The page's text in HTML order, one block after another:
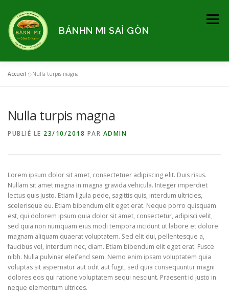
contenu
BÁNHN MI SAÌ GÒN
Menu
HORAIRES MENU CONTACT
Accueil »Nulla turpis magna
Nulla turpis magna
PUBLIÉ LE 23/10/2018 PAR ADMIN
Lorem ipsum dolor sit amet, consectetuer adipiscing elit. Duis risus.
Nullam sit amet magna in magna gravida vehicula. Integer imperdiet
lectus quis justo. Etiam ligula pede, sagittis quis, interdum ultricies,
scelerisque eu. Etiam bibendum elit eget erat. Neque porro quisquam
est, qui dolorem ipsum quia dolor sit amet, consectetur, adipisci velit,
sed quia non numquam eius modi tempora incidunt ut labore et dolore
magnam aliquam quaerat voluptatem. Sed elit dui, pellentesque a,
faucibus vel, interdum nec, diam. Etiam bibendum elit eget erat. Fusce
nibh. Nulla pulvinar eleifend sem. Nemo enim ipsam voluptatem quia
voluptas sit aspernatur aut odit aut fugit, sed quia consequuntur magni
dolores eos qui ratione voluptatem sequi nesciunt. Praesent id justo in
neque elementum ultrices.